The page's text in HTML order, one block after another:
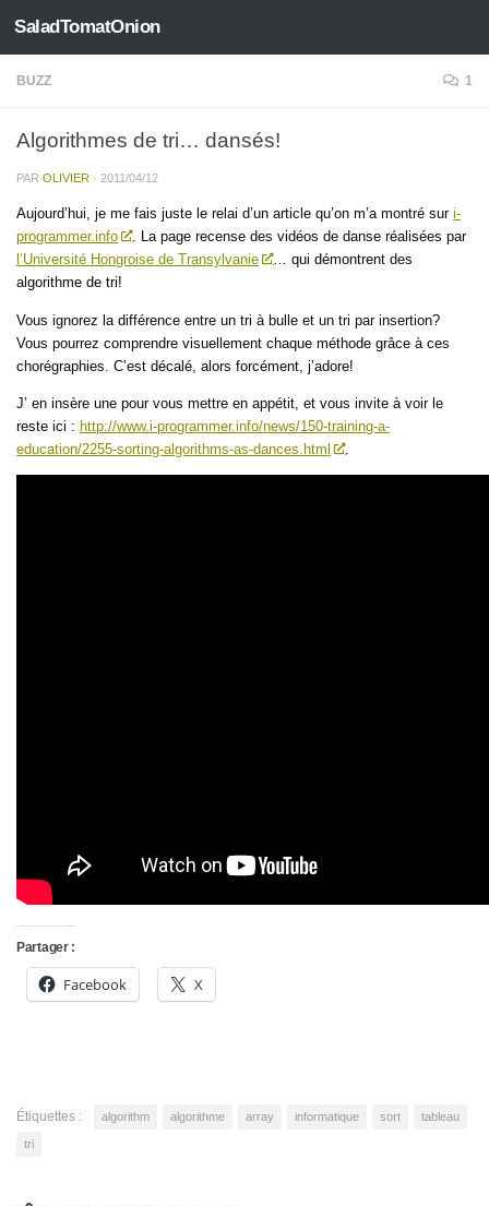
Skip to content
SaladTomatOnion
BUZZ 1
Algorithmes de tri… dansés!
PAR OLIVIER · 2011/04/12
Aujourd’hui, je me fais juste le relai d’un article qu’on m’a montré sur i-
programmer.info
. La page recense des vidéos de danse réalisées par
l’Université Hongroise de Transylvanie
… qui démontrent des
algorithme de tri!
Vous ignorez la différence entre un tri à bulle et un tri par insertion?
Vous pourrez comprendre visuellement chaque méthode grâce à ces
chorégraphies. C’est décalé, alors forcément, j’adore!
J’ en insère une pour vous mettre en appétit, et vous invite à voir le
reste ici : http://www.i-programmer.info/news/150-training-a-
education/2255-sorting-algorithms-as-dances.html
.
Partager :
Facebook X
Étiquettes : algorithm algorithme array informatique sort tableau
tri